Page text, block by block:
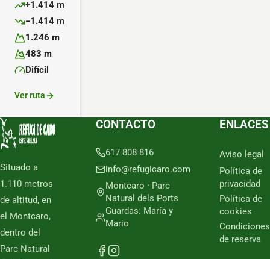
Desnivel positivo:
+1.414 m
Desnivel negativo:
−1.414 m
Altitud máxima:
1.246 m
Altitud mínima:
483 m
Dificultad:
Difícil
Ver ruta
Situado a
1.110 metros
de altitud, en
el Montcaro,
dentro del
Parc Natural
CONTACTO
617 808 816
info@refugicaro.com
Montcaro · Parc
Natural dels Ports
Guardas: María y
Mario
ENLACES
Aviso legal
Política de
privacidad
Política de
cookies
Condiciones
de reserva